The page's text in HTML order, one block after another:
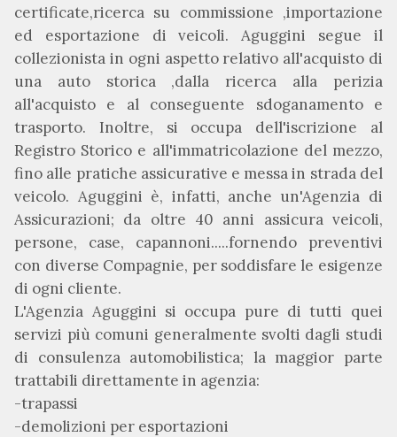
certificate,ricerca su commissione ,importazione
ed esportazione di veicoli. Aguggini segue il
collezionista in ogni aspetto relativo all'acquisto di
una auto storica ,dalla ricerca alla perizia
all'acquisto e al conseguente sdoganamento e
trasporto. Inoltre, si occupa dell'iscrizione al
Registro Storico e all'immatricolazione del mezzo,
fino alle pratiche assicurative e messa in strada del
veicolo. Aguggini è, infatti, anche un'Agenzia di
Assicurazioni; da oltre 40 anni assicura veicoli,
persone, case, capannoni.....fornendo preventivi
con diverse Compagnie, per soddisfare le esigenze
di ogni cliente.
L'Agenzia Aguggini si occupa pure di tutti quei
servizi più comuni generalmente svolti dagli studi
di consulenza automobilistica; la maggior parte
trattabili direttamente in agenzia:
-trapassi
-demolizioni per esportazioni